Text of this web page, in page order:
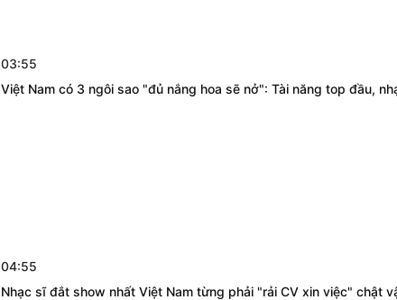
03:55
Việt Nam có 3 ngôi sao "đủ nắng hoa sẽ nở": Tài năng top đầu,
04:55
Nhạc sĩ đắt show nhất Việt Nam từng phải "rải CV xin việc" chật